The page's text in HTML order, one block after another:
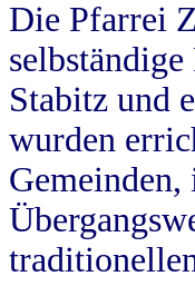
Die Pfarrei
Stabitz und
wurden
Gemeinden,